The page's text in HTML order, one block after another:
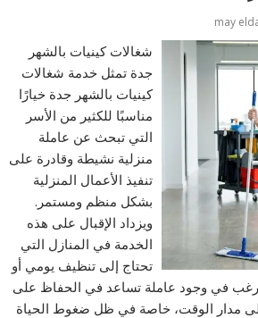
may
شغالات كينيات بالشهر
جدة تمثل خدمة شغالات
كينيات بالشهر جدة خيارًا
مناسبًا للكثير من الأسر
التي تبحث عن عاملة
منزلية نشيطة وقادرة على
تنفيذ الأعمال المنزلية
بشكل منظم ومستمر.
ويزداد الإقبال على هذه
الخدمة في المنازل التي
تحتاج إلى تنظيف يومي أو
في وجود عاملة تساعد في الحفاظ على
مدار الوقت، خاصة في ظل ضغوط الحياة